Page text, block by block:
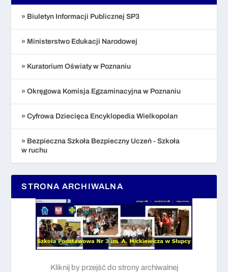
» Biuletyn Informacji Publicznej SP3
» Ministerstwo Edukacji Narodowej
» Kuratorium Oświaty w Poznaniu
» Okręgowa Komisja Egzaminacyjna w Poznaniu
» Cyfrowa Dziecięca Encyklopedia Wielkopolan
» Bezpieczna Szkoła Bezpieczny Uczeń - Szkoła
w ruchu
STRONA ARCHIWALNA
Kliknij by przejść do strony archiwalnej